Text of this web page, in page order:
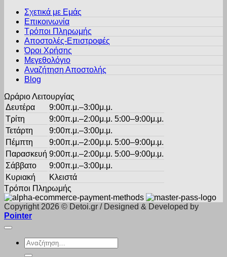
Σχετικά με Εμάς
Επικοινωνία
Τρόποι Πληρωμής
Αποστολές-Επιστροφές
Όροι Χρήσης
Μεγεθολόγιο
Αναζήτηση Αποστολής
Blog
Ωράριο Λειτουργίας
Δευτέρα
9:00π.μ.–3:00μ.μ.
Τρίτη
9:00π.μ.–2:00μ.μ. 5:00–9:00μ.μ.
Τετάρτη
9:00π.μ.–3:00μ.μ.
Πέμπτη
9:00π.μ.–2:00μ.μ. 5:00–9:00μ.μ.
Παρασκευή 9:00π.μ.–2:00μ.μ. 5:00–9:00μ.μ.
Σάββατο
9:00π.μ.–3:00μ.μ.
Κυριακή
Κλειστά
Τρόποι Πληρωμής
Copyright 2026 © Detoi.gr / Designed & Developed by
Pointer
Αναζήτηση
για: